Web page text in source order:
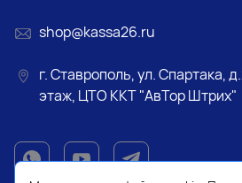
shop@kassa26.ru
г. Ставрополь, ул. Спартака,
этаж, ЦТО ККТ "АвТор Штрих"